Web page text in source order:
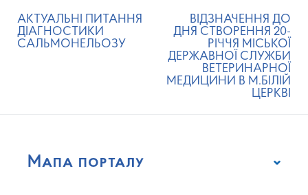
АКТУАЛЬНІ ПИТАННЯ
ДІАГНОСТИКИ
САЛЬМОНЕЛЬОЗУ
ВІДЗНАЧЕННЯ ДО
ДНЯ СТВОРЕННЯ 20-
РІЧЧЯ МІСЬКОЇ
ДЕРЖАВНОЇ СЛУЖБИ
ВЕТЕРИНАРНОЇ
МЕДИЦИНИ В М.БІЛІЙ
ЦЕРКВІ
Мапа порталу